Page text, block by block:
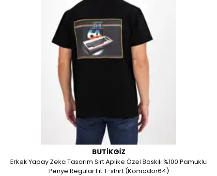
BUTIKGIZ
Erkek Yapay Zeka Tasarım Sırt Aplike Özel Baskılı %100 Pamuklu
Penye Regular Fit T-shirt (Komodor64)